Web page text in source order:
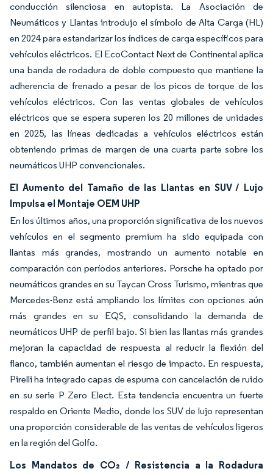
conducción silenciosa en autopista. La Asociación de
Neumáticos y Llantas introdujo el símbolo de Alta Carga (HL)
en 2024 para estandarizar los índices de carga específicos para
vehículos eléctricos. El EcoContact Next de Continental aplica
una banda de rodadura de doble compuesto que mantiene la
adherencia de frenado a pesar de los picos de torque de los
vehículos eléctricos. Con las ventas globales de vehículos
eléctricos que se espera superen los 20 millones de unidades
en 2025, las líneas dedicadas a vehículos eléctricos están
obteniendo primas de margen de una cuarta parte sobre los
neumáticos UHP convencionales.
El Aumento del Tamaño de las Llantas en SUV / Lujo
Impulsa el Montaje OEM UHP
En los últimos años, una proporción significativa de los nuevos
vehículos en el segmento premium ha sido equipada con
llantas más grandes, mostrando un aumento notable en
comparación con períodos anteriores. Porsche ha optado por
neumáticos grandes en su Taycan Cross Turismo, mientras que
Mercedes-Benz está ampliando los límites con opciones aún
más grandes en su EQS, consolidando la demanda de
neumáticos UHP de perfil bajo. Si bien las llantas más grandes
mejoran la capacidad de respuesta al reducir la flexión del
flanco, también aumentan el riesgo de impacto. En respuesta,
Pirelli ha integrado capas de espuma con cancelación de ruido
en su serie P Zero Elect. Esta tendencia encuentra un fuerte
respaldo en Oriente Medio, donde los SUV de lujo representan
una proporción considerable de las ventas de vehículos ligeros
en la región del Golfo.
Los Mandatos de CO₂ / Resistencia a la Rodadura